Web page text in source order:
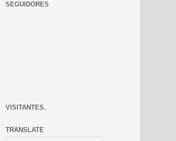
SEGUIDORES
VISITANTES.
TRANSLATE